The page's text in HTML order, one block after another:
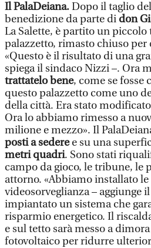
Il PalaDeiana.Dopo il taglio
benedizione da parte di don
La Salette, è partito un
palazzetto, rimasto chiuso
«Questo è il risultato di una
spiega il sindaco Nizzi –. Ora
trattatelo bene, come se fosse
questo palazzetto come uno
della città. Era stato
Ora lo abbiamo rimesso a
milione e mezzo». Il
posti a sederee su una
metri quadri. Sono stati
campo da gioco, le tribune, le
attorno. «Abbiamo installato
videosorveglianza – aggiunge
impiantato un sistema che
risparmio energetico. Il
e sul tetto sarà messo a
fotovoltaico per ridurre